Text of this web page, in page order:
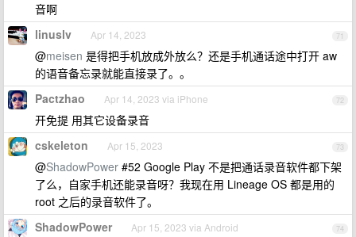
音啊
71
linuslv Apr 14, 2023
@meisen 是得把手机放成外放么？还是手机通话途中打开 aw
的语音备忘录就能直接录了。。
72
Pactzhao Apr 14, 2023 via iPhone
开免提 用其它设备录音
73
cskeleton Apr 15, 2023
@ShadowPower #52 Google Play 不是把通话录音软件都下架
了么，自家手机还能录音呀？我现在用 Lineage OS 都是用的
root 之后的录音软件了。
74
ShadowPower Apr 15, 2023 via Android